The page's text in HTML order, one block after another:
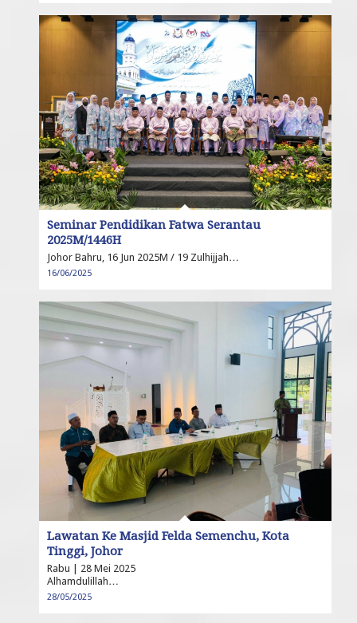
Seminar Pendidikan Fatwa Serantau
2025M/1446H
Johor Bahru, 16 Jun 2025M / 19 Zulhijjah…
16/06/2025
Lawatan Ke Masjid Felda Semenchu, Kota
Tinggi, Johor
Rabu | 28 Mei 2025
Alhamdulillah…
28/05/2025